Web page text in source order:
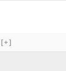
[+]